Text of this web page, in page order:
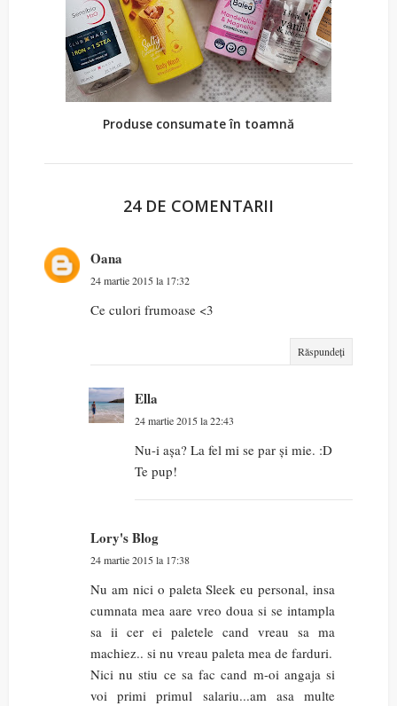
Produse consumate în toamnă
24 DE COMENTARII
Oana
24 martie 2015 la 17:32
Ce culori frumoase <3
Răspundeți
Ella
24 martie 2015 la 22:43
Nu-i așa? La fel mi se par și mie. :D
Te pup!
Lory's Blog
24 martie 2015 la 17:38
Nu am nici o paleta Sleek eu personal, insa
cumnata mea aare vreo doua si se intampla
sa ii cer ei paletele cand vreau sa ma
machiez.. si nu vreau paleta mea de farduri.
Nici nu stiu ce sa fac cand m-oi angaja si
voi primi primul salariu...am asa multe